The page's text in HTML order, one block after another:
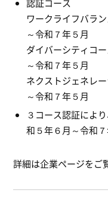
認証コース
ワークライフ
～令和７年５月
ダイバーシテ
～令和７年５月
ネクストジェネレ
～令和７年５月
３コース認証によ
和５年６月～令和
詳細は企業ページをご